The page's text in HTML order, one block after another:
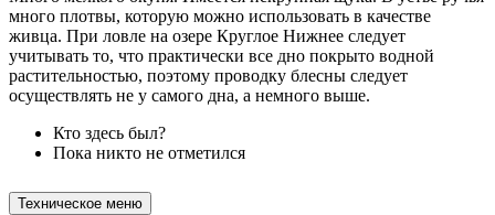
много плотвы, которую можно использовать в качестве
живца. При ловле на озере Круглое Нижнее следует
учитывать то, что практически все дно покрыто водной
растительностью, поэтому проводку блесны следует
осуществлять не у самого дна, а немного выше.
Кто здесь был?
Пока никто не отметился
Техническое меню